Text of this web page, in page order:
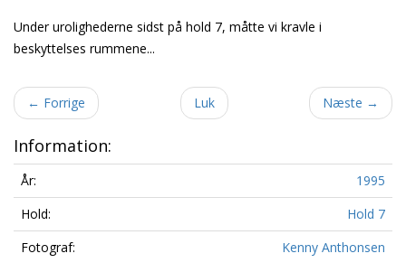
Under urolighederne sidst på hold 7, måtte vi kravle i
beskyttelses rummene...
← Forrige Luk Næste →
Information:
År:
1995
Hold:
Hold 7
Fotograf:
Kenny Anthonsen